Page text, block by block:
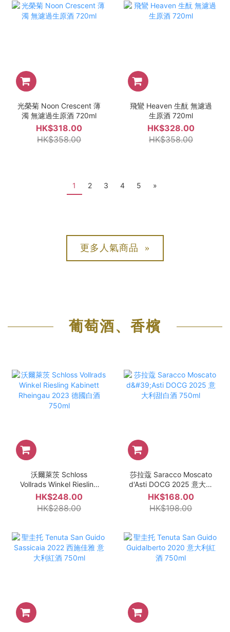
光榮菊 Noon Crescent 薄
濁 無濾過生原酒 720ml
HK$318.00
HK$358.00
飛鸞 Heaven 生酛 無濾過
生原酒 720ml
HK$328.00
HK$358.00
1 2 3 4 5 »
更多人氣商品 »
葡萄酒、香檳
沃爾萊茨 Schloss
Vollrads Winkel Riesling
Kabinett Rheingau 2023
德國白酒 750ml
HK$248.00
HK$288.00
莎拉蔻 Saracco Moscato
d'Asti DOCG 2025 意大利
甜白酒 750ml
HK$168.00
HK$198.00